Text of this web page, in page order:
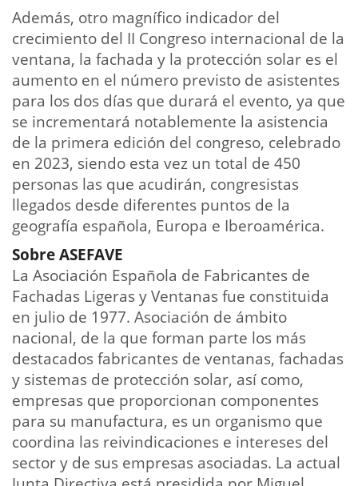
Además, otro magnífico indicador del
crecimiento del II Congreso internacional de la
ventana, la fachada y la protección solar es el
aumento en el número previsto de asistentes
para los dos días que durará el evento, ya que
se incrementará notablemente la asistencia
de la primera edición del congreso, celebrado
en 2023, siendo esta vez un total de 450
personas las que acudirán, congresistas
llegados desde diferentes puntos de la
geografía española, Europa e Iberoamérica.
Sobre ASEFAVE
La Asociación Española de Fabricantes de
Fachadas Ligeras y Ventanas fue constituida
en julio de 1977. Asociación de ámbito
nacional, de la que forman parte los más
destacados fabricantes de ventanas, fachadas
y sistemas de protección solar, así como,
empresas que proporcionan componentes
para su manufactura, es un organismo que
coordina las reivindicaciones e intereses del
sector y de sus empresas asociadas. La actual